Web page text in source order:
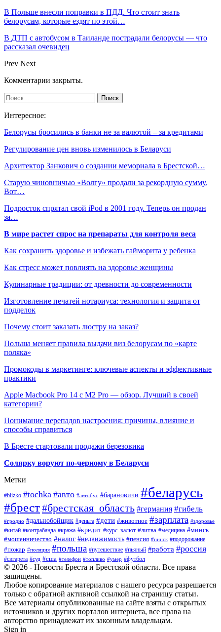
В Польше внесли поправки в ПДД. Что стоит знать
белорусам, которые ездят по этой…
В ДТП с автобусом в Таиланде пострадали белорусы — что
рассказал очевидец
Prev Next
Комментарии закрыты.
Интересное:
Белорусы бросились в банки не за валютой – за кредитами
Регулирование цен вновь изменилось в Беларуси
Архитектор Занкович о создании мемориала в Брестской…
Старую чиновничью «Волгу» продали за рекордную сумму.
Вот…
Подросток спрятал свой iPod в 2001 году. Теперь он продан
за…
В мире растет спрос на препараты для контроля веса
Как сохранить здоровье и избежать гайморита у ребенка
Как стресс может повлиять на здоровье женщины
Кулинарные традиции: от древности до современности
Изготовление печатей нотариуса: технология и защита от
подделок
Почему стоит заказать люстру на заказ?
Польша меняет правила выдачи виз белорусам по «карте
поляка»
Промокоды в маркетинге: ключевые аспекты и эффективные
практики
Apple Macbook Pro 14 с M2 Pro — обзор. Лучший в своей
категории?
Понимание перепадов настроения: причины, влияние и
способы справиться
В Бресте стартовали продажи березовика
Солярку воруют по-черному в Беларуси
Метки
#blizko #tochka #авто #автобус #барановичи #беларусь
#брест#брестская_область #германия #гибель
#гродно #дальнобойщик #деньга #дети #животное #зарплата #здоровье
#китай #контрабанда #кража #кредит #курс_валют #литва #медицина #минск
#мошенничество #налог #недвижимость #пенсия #пинск #подорожание
#пожар #полиция #польша #путешествие #пьяный #работа #россия
#сигарета #суд #сша #телефон #топливо #умер #футбол
© 2026 - Новости Бреста и Брестской области. Все права
защищены.
Любое копирование материалов с нашего ресурса разрешается
только с обратной активной ссылкой на страницу статьи.
Все материалы опубликованные на сайте взяты с открытых
источников и других порталов интернета, все права на
авторство принадлежат их законным владельцам.
Sign in